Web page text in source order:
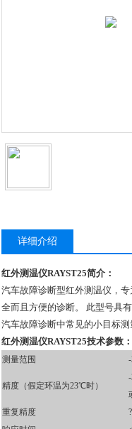
详细介绍
红外测温仪RAYST25简介：
汽车故障诊断型红外测温仪，
全而且方便的诊断。 此型号具
汽车故障诊断中常见的小目标
红外测温仪RAYST25技术参数：
测量范围
精度（假定环温为23℃时）
重复精度